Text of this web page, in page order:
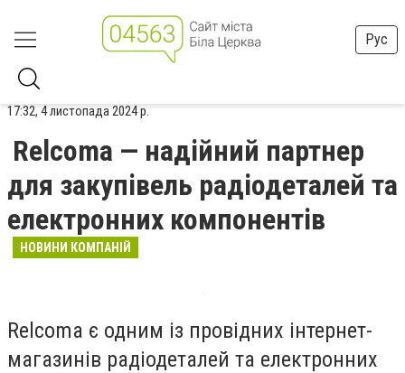
Рус
17:32, 4 листопада 2024 р.
Relcoma — надійний партнер
для закупівель радіодеталей та
електронних компонентів
НОВИНИ КОМПАНІЙ
Relcoma є одним із провідних інтернет-
магазинів радіодеталей та електронних